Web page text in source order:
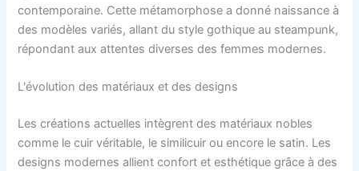
contemporaine. Cette métamorphose a donné naissance à
des modèles variés, allant du style gothique au steampunk,
répondant aux attentes diverses des femmes modernes.
L'évolution des matériaux et des designs
Les créations actuelles intègrent des matériaux nobles
comme le cuir véritable, le similicuir ou encore le satin. Les
designs modernes allient confort et esthétique grâce à des